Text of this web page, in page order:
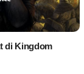
di Kingdom